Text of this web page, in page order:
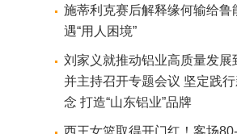
一切措施全力搜救被困
人员
施蒂利克赛后解释缘何输给鲁
遇“用人困境”
刘家义就推动铝业高质量发展
并主持召开专题会议 坚定践
念 打造“山东铝业”品牌
西王女篮取得开门红！客场